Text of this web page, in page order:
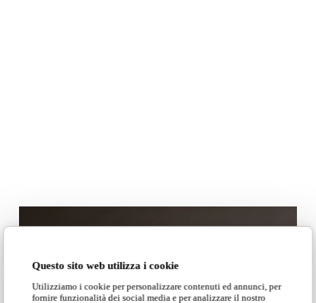
Questo sito web utilizza i cookie
Utilizziamo i cookie per personalizzare contenuti ed annunci, per
fornire funzionalità dei social media e per analizzare il nostro